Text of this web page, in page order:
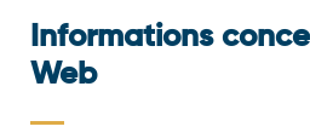
Informations
Web